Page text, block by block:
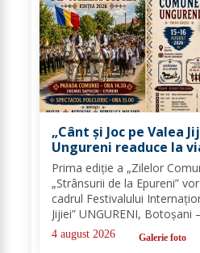
„Cânt și Joc pe Valea
Ungureni readuce la
Prima ediție a „Zilelor
„Strânsurii de la Epureni”
cadrul Festivalului
Jijiei” UNGURENI, Botoșani
august 2026, comuna
cele mai ample evenimente
4 august 2026 Galerie foto